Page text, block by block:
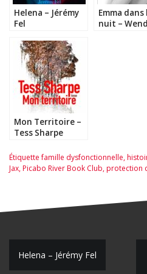
Helena – Jérémy
Fel
Emma dans
nuit –
Mon Territoire –
Tess Sharpe
Étiquettefamille dysfonctionnelle,
Jax,Picabo River Book Club,protection
N
Helena – Jérémy Fel